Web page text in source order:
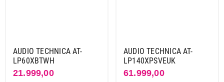
AUDIO TECHNICA AT-
LP60XBTWH
21.999,00
AUDIO TECHNICA AT-
LP140XPSVEUK
61.999,00
Nastavi kupovinu